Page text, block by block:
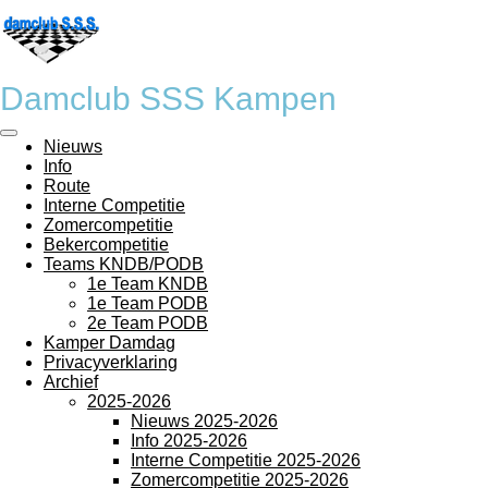
Ga
direct
naar
hoofdinhoud
Damclub SSS Kampen
Nieuws
Info
Route
Interne Competitie
Zomercompetitie
Bekercompetitie
Teams KNDB/PODB
1e Team KNDB
1e Team PODB
2e Team PODB
Kamper Damdag
Privacyverklaring
Archief
2025-2026
Nieuws 2025-2026
Info 2025-2026
Interne Competitie 2025-2026
Zomercompetitie 2025-2026